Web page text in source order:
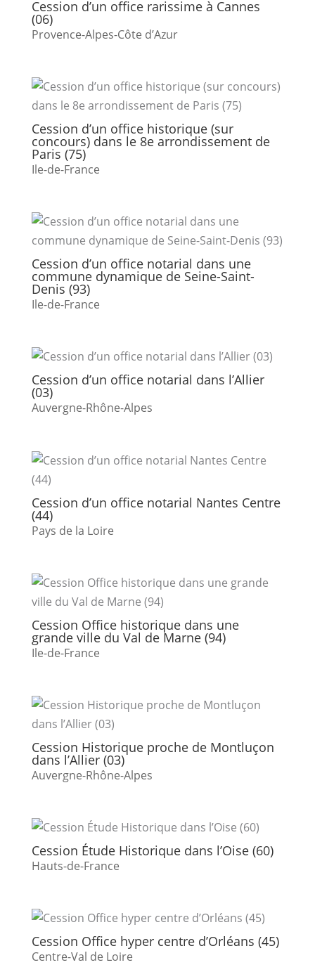
Cession d’un office rarissime à Cannes
(06)
Provence-Alpes-Côte d’Azur
Cession d’un office historique (sur
concours) dans le 8e arrondissement de
Paris (75)
Ile-de-France
Cession d’un office notarial dans une
commune dynamique de Seine-Saint-
Denis (93)
Ile-de-France
Cession d’un office notarial dans l’Allier
(03)
Auvergne-Rhône-Alpes
Cession d’un office notarial Nantes Centre
(44)
Pays de la Loire
Cession Office historique dans une
grande ville du Val de Marne (94)
Ile-de-France
Cession Historique proche de Montluçon
dans l’Allier (03)
Auvergne-Rhône-Alpes
Cession Étude Historique dans l’Oise (60)
Hauts-de-France
Cession Office hyper centre d’Orléans (45)
Centre-Val de Loire